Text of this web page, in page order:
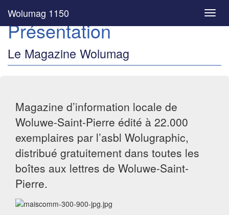
Wolumag 1150
Présentation
Le Magazine Wolumag
Magazine d’information locale de
Woluwe-Saint-Pierre édité à 22.000
exemplaires par l’asbl Wolugraphic,
distribué gratuitement dans toutes les
boîtes aux lettres de Woluwe-Saint-
Pierre.